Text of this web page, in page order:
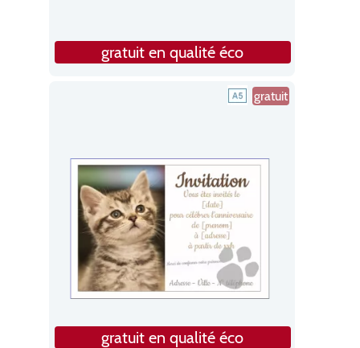
gratuit en qualité éco
gratuit
gratuit en qualité éco